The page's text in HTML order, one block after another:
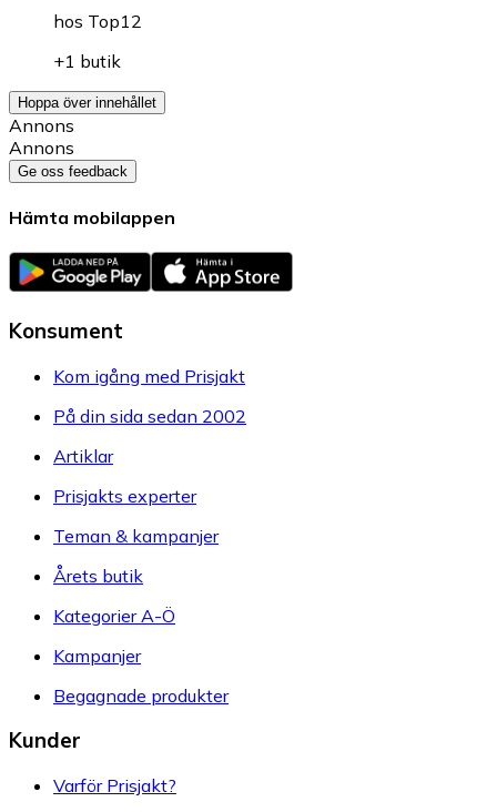
hos Top12
+1 butik
Hoppa över innehållet
Annons
Annons
Ge oss feedback
Hämta mobilappen
Konsument
Kom igång med Prisjakt
På din sida sedan 2002
Artiklar
Prisjakts experter
Teman & kampanjer
Årets butik
Kategorier A-Ö
Kampanjer
Begagnade produkter
Kunder
Varför Prisjakt?